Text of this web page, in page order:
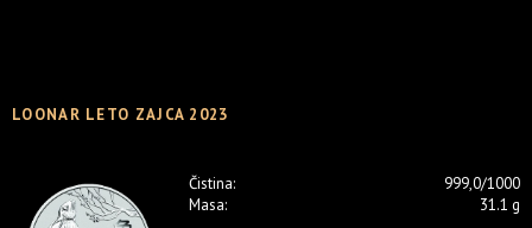
LOONAR LETO ZAJCA 2023
Čistina:
999,0/1000
Masa:
31.1 g